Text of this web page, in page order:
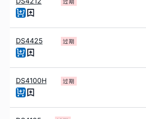
过期
DS4425 过期
DS4100H 过期